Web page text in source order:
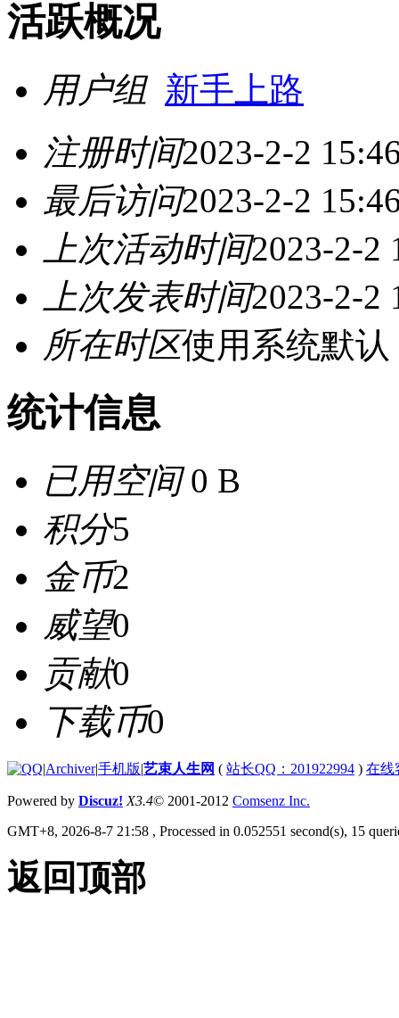
活跃概况
用户组 新手上路
注册时间2023-2-2
最后访问2023-2-2
上次活动时间2023-2-2
上次发表时间2023-2-2
所在时区使用系统默认
统计信息
已用空间0 B
积分5
金币2
威望0
贡献0
下载币0
|Archiver|手机版|艺束人生网 ( 站长QQ：201922994 ) 在线
Powered by Discuz! X3.4© 2001-2012 Comsenz Inc.
GMT+8, 2026-8-7 21:58 , Processed in 0.052551 second(s), 15
返回顶部